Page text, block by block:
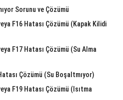
Sorunu ve Çözümü
F16 Hatası Çözümü (Kapak Kilidi
F17 Hatası Çözümü (Su Alma
Çözümü (Su Boşaltmıyor)
F19 Hatası Çözümü (Isıtma